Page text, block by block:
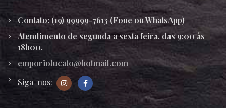
Contato: (19) 99999-7613 (Fone ou WhatsApp)
Atendimento de segunda a sexta feira, das 9:00 às
18h00.
emporiolucato@hotmail.com
Siga-nos: